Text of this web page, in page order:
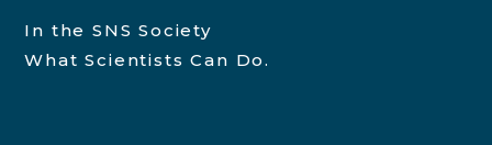
In the SNS Society
What Scientists Can Do.